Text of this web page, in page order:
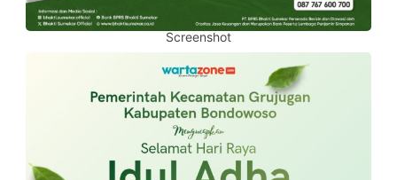
Screenshot